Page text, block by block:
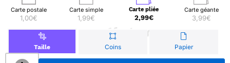
Carte postale
1,00€
Carte simple
1,99€
Carte pliée
2,99€
Carte géante
3,99€
Taille Coins Papier
© Merci Facteur